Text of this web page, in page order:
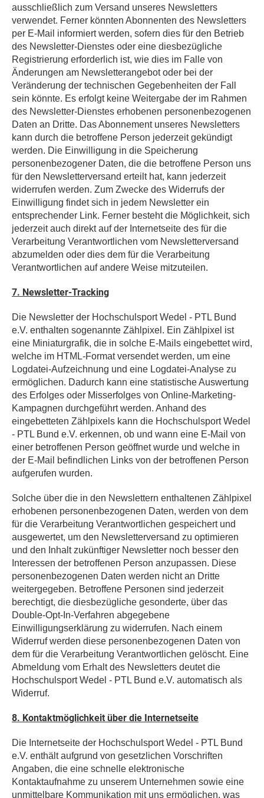
ausschließlich zum Versand unseres Newsletters
verwendet. Ferner könnten Abonnenten des Newsletters
per E-Mail informiert werden, sofern dies für den Betrieb
des Newsletter-Dienstes oder eine diesbezügliche
Registrierung erforderlich ist, wie dies im Falle von
Änderungen am Newsletterangebot oder bei der
Veränderung der technischen Gegebenheiten der Fall
sein könnte. Es erfolgt keine Weitergabe der im Rahmen
des Newsletter-Dienstes erhobenen personenbezogenen
Daten an Dritte. Das Abonnement unseres Newsletters
kann durch die betroffene Person jederzeit gekündigt
werden. Die Einwilligung in die Speicherung
personenbezogener Daten, die die betroffene Person uns
für den Newsletterversand erteilt hat, kann jederzeit
widerrufen werden. Zum Zwecke des Widerrufs der
Einwilligung findet sich in jedem Newsletter ein
entsprechender Link. Ferner besteht die Möglichkeit, sich
jederzeit auch direkt auf der Internetseite des für die
Verarbeitung Verantwortlichen vom Newsletterversand
abzumelden oder dies dem für die Verarbeitung
Verantwortlichen auf andere Weise mitzuteilen.
7. Newsletter-Tracking
Die Newsletter der Hochschulsport Wedel - PTL Bund
e.V. enthalten sogenannte Zählpixel. Ein Zählpixel ist
eine Miniaturgrafik, die in solche E-Mails eingebettet wird,
welche im HTML-Format versendet werden, um eine
Logdatei-Aufzeichnung und eine Logdatei-Analyse zu
ermöglichen. Dadurch kann eine statistische Auswertung
des Erfolges oder Misserfolges von Online-Marketing-
Kampagnen durchgeführt werden. Anhand des
eingebetteten Zählpixels kann die Hochschulsport Wedel
- PTL Bund e.V. erkennen, ob und wann eine E-Mail von
einer betroffenen Person geöffnet wurde und welche in
der E-Mail befindlichen Links von der betroffenen Person
aufgerufen wurden.
Solche über die in den Newslettern enthaltenen Zählpixel
erhobenen personenbezogenen Daten, werden von dem
für die Verarbeitung Verantwortlichen gespeichert und
ausgewertet, um den Newsletterversand zu optimieren
und den Inhalt zukünftiger Newsletter noch besser den
Interessen der betroffenen Person anzupassen. Diese
personenbezogenen Daten werden nicht an Dritte
weitergegeben. Betroffene Personen sind jederzeit
berechtigt, die diesbezügliche gesonderte, über das
Double-Opt-In-Verfahren abgegebene
Einwilligungserklärung zu widerrufen. Nach einem
Widerruf werden diese personenbezogenen Daten von
dem für die Verarbeitung Verantwortlichen gelöscht. Eine
Abmeldung vom Erhalt des Newsletters deutet die
Hochschulsport Wedel - PTL Bund e.V. automatisch als
Widerruf.
8. Kontaktmöglichkeit über die Internetseite
Die Internetseite der Hochschulsport Wedel - PTL Bund
e.V. enthält aufgrund von gesetzlichen Vorschriften
Angaben, die eine schnelle elektronische
Kontaktaufnahme zu unserem Unternehmen sowie eine
unmittelbare Kommunikation mit uns ermöglichen, was